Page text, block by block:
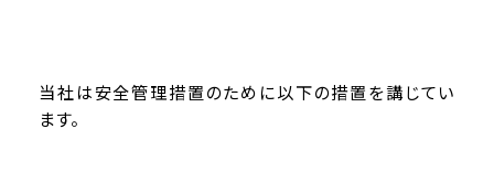
当社は安全管理措置のために以下の措置を講じてい
ます。